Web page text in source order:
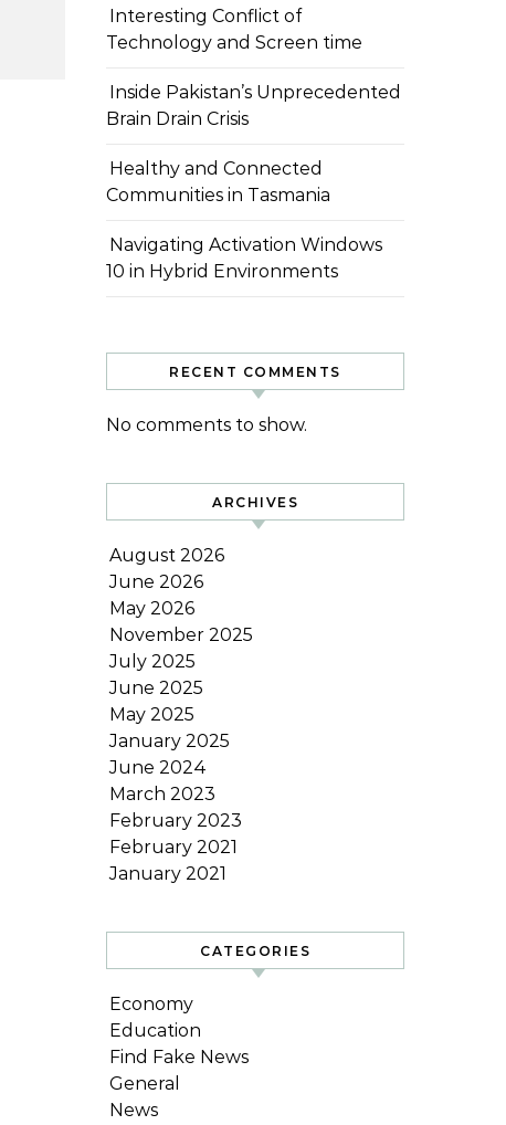
Interesting Conflict of
Technology and Screen time
Inside Pakistan’s Unprecedented
Brain Drain Crisis
Healthy and Connected
Communities in Tasmania
Navigating Activation Windows
10 in Hybrid Environments
RECENT COMMENTS
No comments to show.
ARCHIVES
August 2026
June 2026
May 2026
November 2025
July 2025
June 2025
May 2025
January 2025
June 2024
March 2023
February 2023
February 2021
January 2021
CATEGORIES
Economy
Education
Find Fake News
General
News